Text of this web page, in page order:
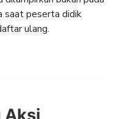
saat peserta didik
ulang.
Aksi